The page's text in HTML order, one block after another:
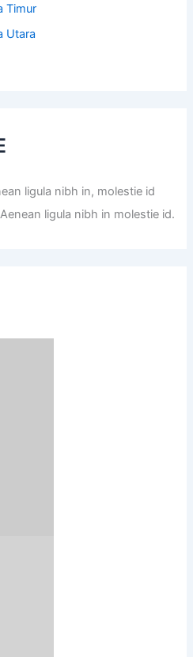
Timur
Utara
ligula nibh in, molestie id
ligula nibh in molestie id.